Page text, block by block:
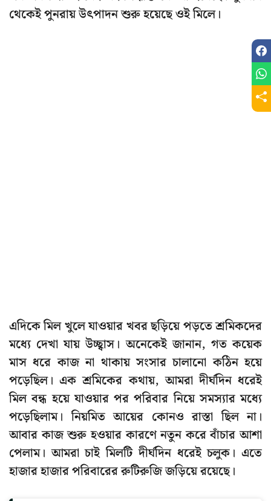
থেকেই পুনরায় উৎপাদন শুরু হয়েছে ওই মিলে।
এদিকে মিল খুলে যাওয়ার খবর ছড়িয়ে পড়তে শ্রমিকদের
মধ্যে দেখা যায় উচ্ছ্বাস। অনেকেই জানান, গত কয়েক
মাস ধরে কাজ না থাকায় সংসার চালানো কঠিন হয়ে
পড়েছিল। এক শ্রমিকের কথায়, আমরা দীর্ঘদিন ধরেই
মিল বন্ধ হয়ে যাওয়ার পর পরিবার নিয়ে সমস্যার মধ্যে
পড়েছিলাম। নিয়মিত আয়ের কোনও রাস্তা ছিল না।
আবার কাজ শুরু হওয়ার কারণে নতুন করে বাঁচার আশা
পেলাম। আমরা চাই মিলটি দীর্ঘদিন ধরেই চলুক। এতে
হাজার হাজার পরিবারের রুটিরুজি জড়িয়ে রয়েছে।